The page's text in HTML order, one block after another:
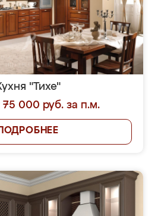
"Тихе"
75 000 руб. за п.м.
ПОДРОБНЕЕ